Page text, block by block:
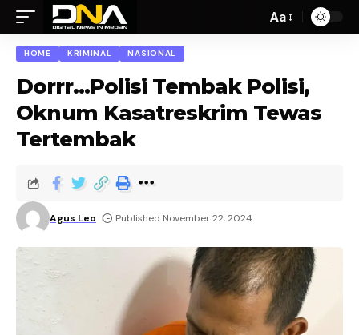
Aa
HOME KRIMINAL NASIONAL
Dorrr…Polisi Tembak Polisi,
Oknum Kasatreskrim Tewas
Tertembak
Agus Leo Published November 22, 2024